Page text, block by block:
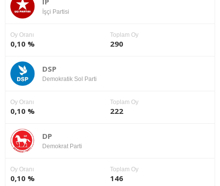
İşçi Partisi
Oy Oranı
0,10 %
Toplam Oy
290
DSP
Demokratik Sol Parti
Oy Oranı
0,10 %
Toplam Oy
222
DP
Demokrat Parti
Oy Oranı
0,10 %
Toplam Oy
146